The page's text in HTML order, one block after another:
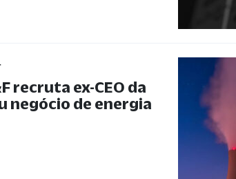
recruta ex-CEO da
negócio de energia